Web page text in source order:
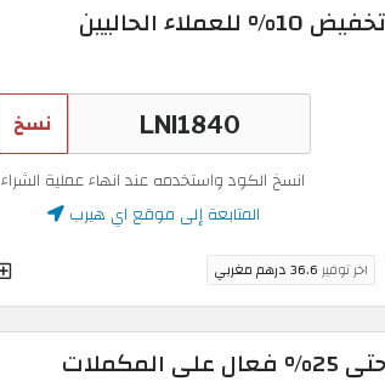
كوبون خصم اي هيرب اليوم | تخفيض 10% للعملاء الحاليين
نسخ
انسخ الكود واستخدمه عند انهاء عملية الشراء
المتابعة إلى موقع اي هيرب
اخر توفير36.6 درهم مغربي
كود اي هيرب 2026 | تخفيض حتى 25% فعال على المكملات